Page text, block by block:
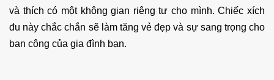
và thích có một không gian riêng tư cho mình. Chiếc xích
đu này chắc chắn sẽ làm tăng vẻ đẹp và sự sang trọng cho
ban công của gia đình bạn.